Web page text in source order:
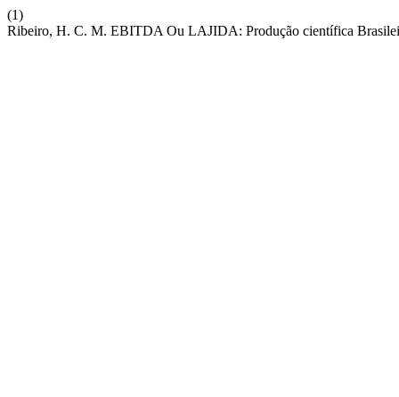
(1)
Ribeiro, H. C. M. EBITDA Ou LAJIDA: Produção científica